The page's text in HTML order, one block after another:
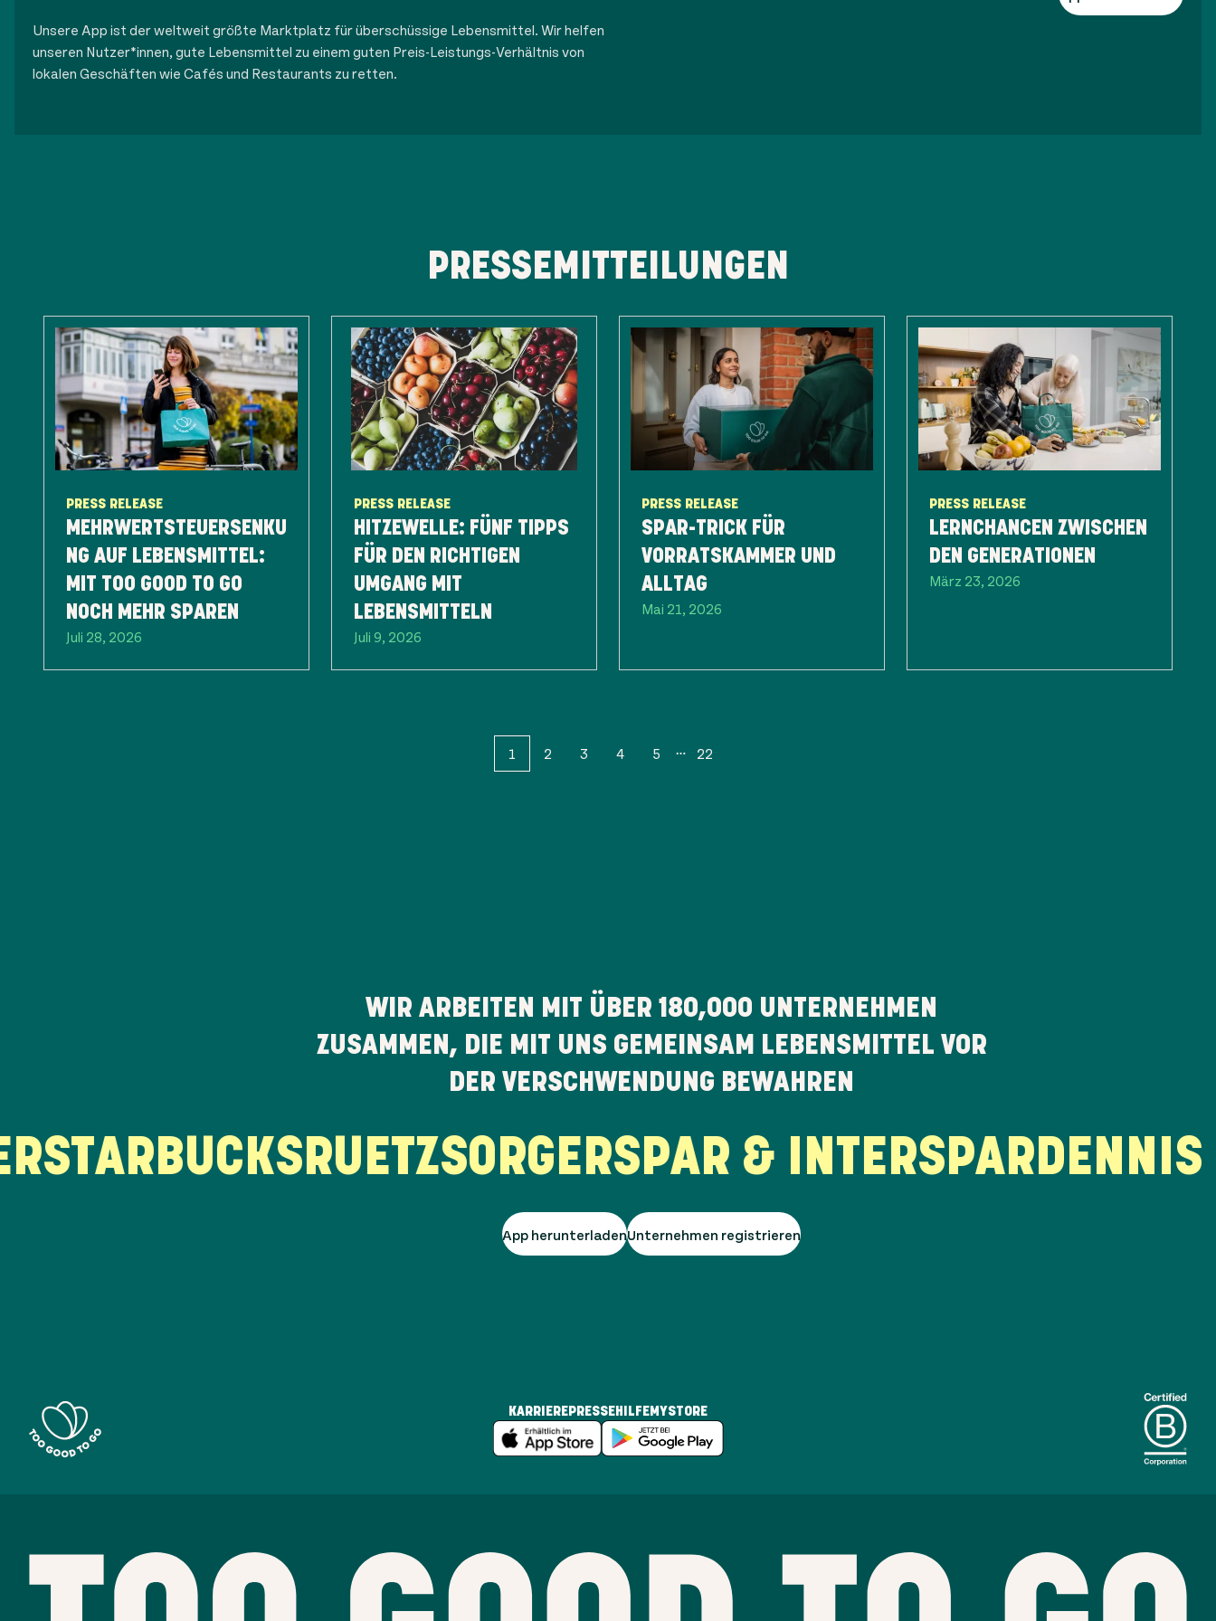
Unsere App ist der weltweit größte Marktplatz für überschüssige Lebensmittel. Wir helfen
unseren Nutzer*innen, gute Lebensmittel zu einem guten Preis-Leistungs-Verhältnis von
lokalen Geschäften wie Cafés und Restaurants zu retten.
PRESSEMITTEILUNGEN
PRESS RELEASE
MEHRWERTSTEUERSENKU
NG AUF LEBENSMITTEL:
MIT TOO GOOD TO GO
NOCH MEHR SPAREN
Juli 28, 2026
PRESS RELEASE
HITZEWELLE: FÜNF TIPPS
FÜR DEN RICHTIGEN
UMGANG MIT
LEBENSMITTELN
Juli 9, 2026
PRESS RELEASE
SPAR-TRICK FÜR
VORRATSKAMMER UND
ALLTAG
Mai 21, 2026
PRESS RELEASE
LERNCHANCEN ZWISCHEN
DEN GENERATIONEN
März 23, 2026
1 2 3 4 5 22
WIR ARBEITEN MIT ÜBER 180,000 UNTERNEHMEN
ZUSAMMEN, DIE MIT UNS GEMEINSAM LEBENSMITTEL VOR
DER VERSCHWENDUNG BEWAHREN
RUETZSORGER SPAR & INTERSPARDENNIS
App herunterladenUnternehmen registrieren
KARRIERE PRESSE HILFE MYSTORE